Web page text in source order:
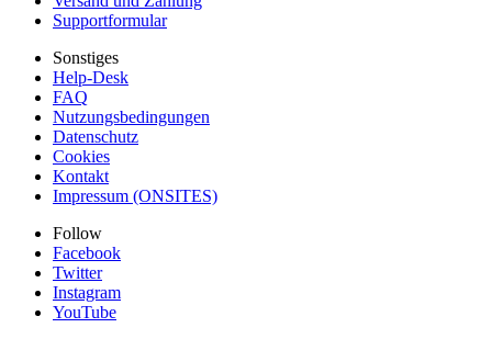
Supportformular
Sonstiges
Help-Desk
FAQ
Nutzungsbedingungen
Datenschutz
Cookies
Kontakt
Impressum (ONSITES)
Follow
Facebook
Twitter
Instagram
YouTube